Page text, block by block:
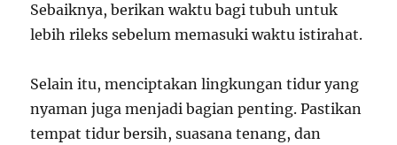
Sebaiknya, berikan waktu bagi tubuh untuk
lebih rileks sebelum memasuki waktu istirahat.
Selain itu, menciptakan lingkungan tidur yang
nyaman juga menjadi bagian penting. Pastikan
tempat tidur bersih, suasana tenang, dan